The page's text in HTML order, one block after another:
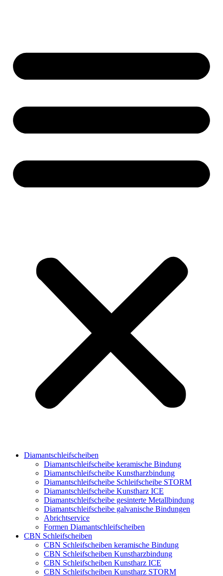
Diamantschleifscheiben
Diamantschleifscheibe keramische Bindung
Diamantschleifscheibe Kunstharzbindung
Diamantschleifscheibe Schleifscheibe STORM
Diamantschleifscheibe Kunstharz ICE
Diamantschleifscheibe gesinterte Metallbindung
Diamantschleifscheibe galvanische Bindungen
Abrichtservice
Formen Diamantschleifscheiben
CBN Schleifscheiben
CBN Schleifscheiben keramische Bindung
CBN Schleifscheiben Kunstharzbindung
CBN Schleifscheiben Kunstharz ICE
CBN Schleifscheiben Kunstharz STORM